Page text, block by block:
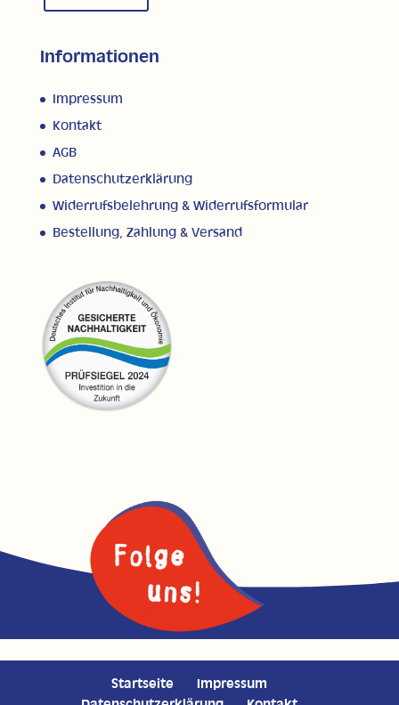
Informationen
Impressum
Kontakt
AGB
Datenschutzerklärung
Widerrufsbelehrung & Widerrufsformular
Bestellung, Zahlung & Versand
Startseite
Impressum